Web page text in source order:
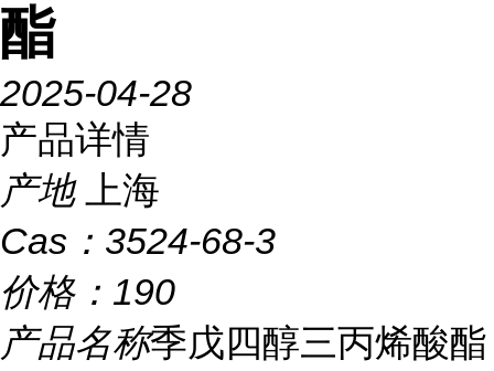
酯
2025-04-28
产品详情
产地
上海
Cas： 3524-68-3
价格： 190
产品名称季戊四醇三丙烯酸酯